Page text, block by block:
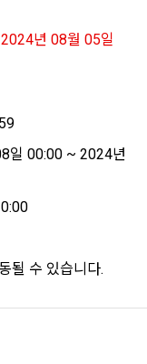
하여 회원가입 절
록” 등 사이트에서
"가 운영하는 사이
각의 목적에 맞게
한다.
스”를 이용하기 위
공유한 자로서, 채
일정 계약을 한 개
제한 문제에 “개인
대해 어떤 권리를 가
수 있는지를 알려
세 미만 아동의 개
는지도 함께 안내
인 피해를 예방하고
연락하여 어떤 도
과 이용자 간의 권
보자기결정권’을
보 사항에 대해서
되지 않습니다.
등의 마케팅 정보
않을 경우 ‘홈>계
년 08월 05일
일 00:00 ~ 2024년
될 수 있습니다.